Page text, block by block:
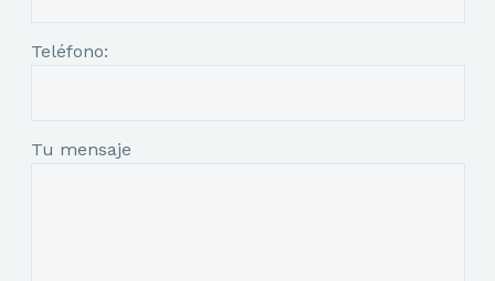
Teléfono:
Tu mensaje